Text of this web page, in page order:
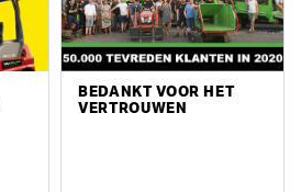
BEDANKT VOOR HET
VERTROUWEN